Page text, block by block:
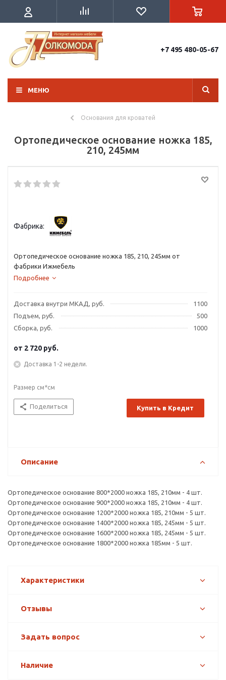
+7 495 480-05-67
МЕНЮ
Основания для кроватей
Ортопедическое основание ножка 185,
210, 245мм
Фабрика:
Ортопедическое основание ножка 185, 210, 245мм от
фабрики Ижмебель
Подробнее
Доставка внутри МКАД, руб.
1100
Подъем, руб.
500
Сборка, руб.
1000
от 2 720 руб.
Доставка 1-2 недели.
Размер см*см
Поделиться Купить в Кредит
Описание
Ортопедическое основание 800*2000 ножка 185, 210мм - 4 шт.
Ортопедическое основание 900*2000 ножка 185, 210мм - 4 шт.
Ортопедическое основание 1200*2000 ножка 185, 210мм - 5 шт.
Ортопедическое основание 1400*2000 ножка 185, 245мм - 5 шт.
Ортопедическое основание 1600*2000 ножка 185, 245мм - 5 шт.
Ортопедическое основание 1800*2000 ножка 185мм - 5 шт.
Характеристики
Отзывы
Задать вопрос
Наличие